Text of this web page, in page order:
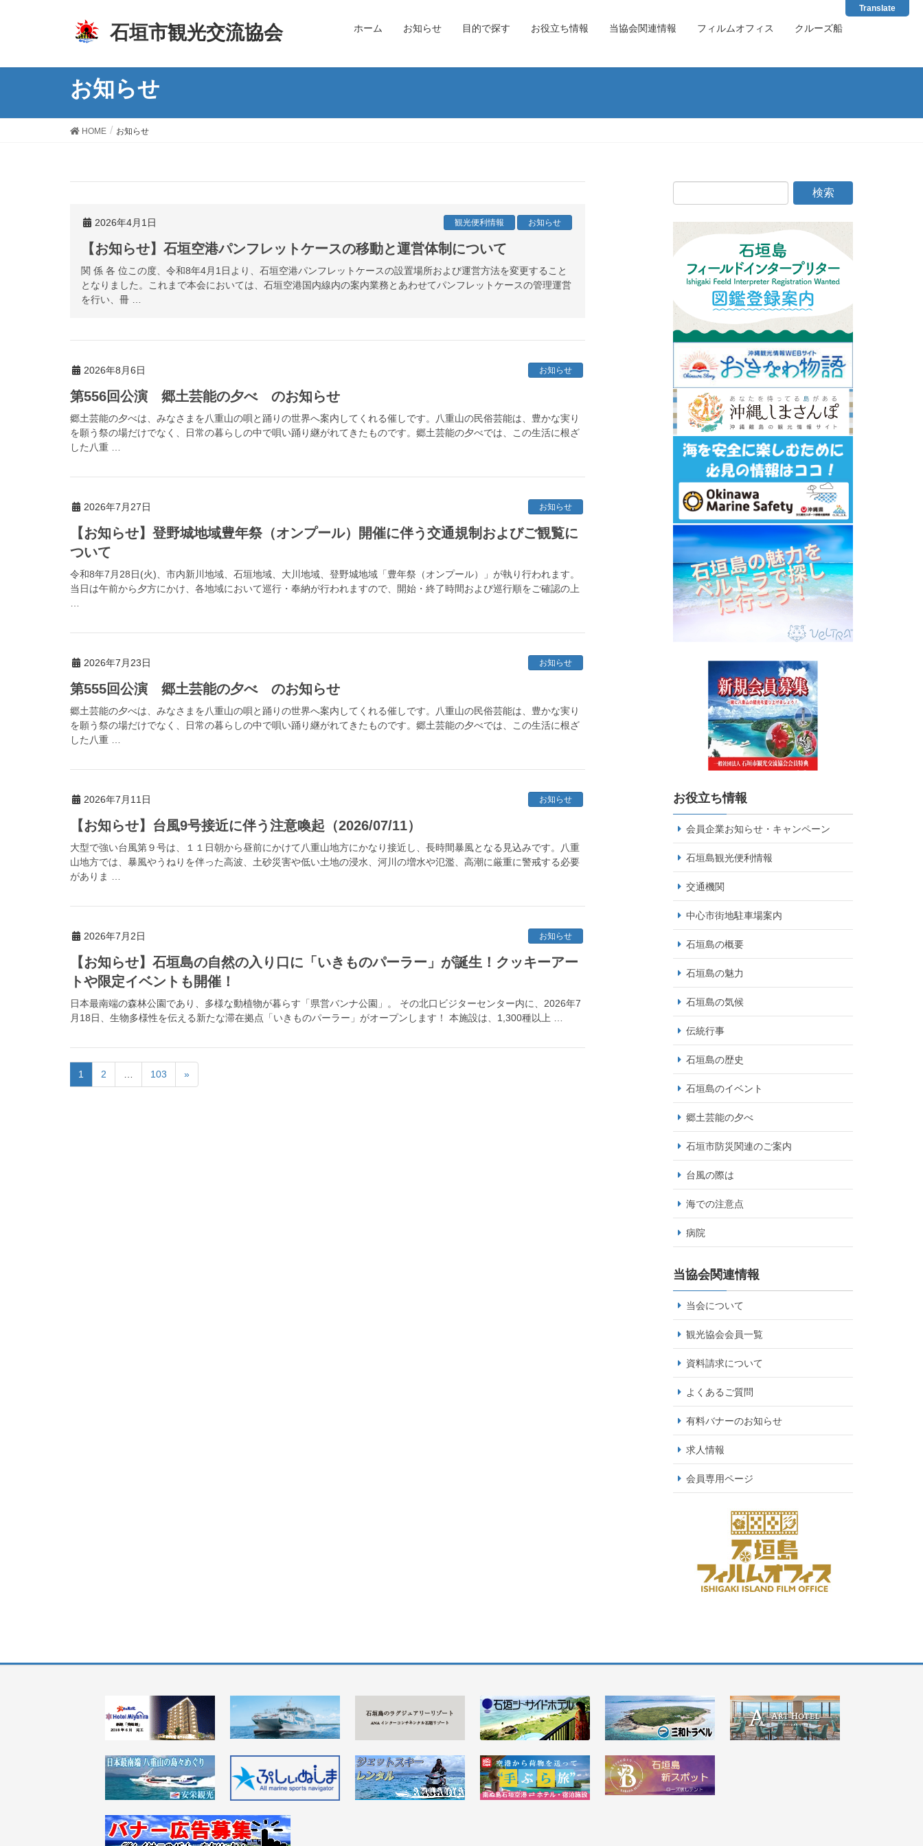
石垣市観光交流協会 ホーム お知らせ 目的で探す お役立ち情報 当協会関連情報 フィルムオフィス クルーズ船
お知らせ
HOME お知らせ
2026年4月1日 お知らせ
観光便利情報
【お知らせ】石垣空港パンフレットケースの移動と運営体制について
関 係 各 位この度、令和8年4月1日より、石垣空港パンフレットケースの設置場所および運営方法を変更すること
となりました。これまで本会においては、石垣空港国内線内の案内業務とあわせてパンフレットケースの管理運営
を行い、冊 …
2026年8月6日 お知らせ
第556回公演 郷土芸能の夕べ のお知らせ
郷土芸能の夕べは、みなさまを八重山の唄と踊りの世界へ案内してくれる催しです。八重山の民俗芸能は、豊かな実り
を願う祭の場だけでなく、日常の暮らしの中で唄い踊り継がれてきたものです。郷土芸能の夕べでは、この生活に根ざ
した八重 …
2026年7月27日 お知らせ
【お知らせ】登野城地域豊年祭（オンプール）開催に伴う交通規制およびご観覧に
ついて
令和8年7月28日(火)、市内新川地域、石垣地域、大川地域、登野城地域「豊年祭（オンプール）」が執り行われます。
当日は午前から夕方にかけ、各地域において巡行・奉納が行われますので、開始・終了時間および巡行順をご確認の上
2026年7月23日 お知らせ
第555回公演 郷土芸能の夕べ のお知らせ
郷土芸能の夕べは、みなさまを八重山の唄と踊りの世界へ案内してくれる催しです。八重山の民俗芸能は、豊かな実り
を願う祭の場だけでなく、日常の暮らしの中で唄い踊り継がれてきたものです。郷土芸能の夕べでは、この生活に根ざ
した八重 …
2026年7月11日 お知らせ
【お知らせ】台風9号接近に伴う注意喚起（2026/07/11）
大型で強い台風第９号は、１１日朝から昼前にかけて八重山地方にかなり接近し、長時間暴風となる見込みです。八重
山地方では、暴風やうねりを伴った高波、土砂災害や低い土地の浸水、河川の増水や氾濫、高潮に厳重に警戒する必要
がありま …
2026年7月2日 お知らせ
【お知らせ】石垣島の自然の入り口に「いきものパーラー」が誕生！クッキーアー
トや限定イベントも開催！
日本最南端の森林公園であり、多様な動植物が暮らす「県営バンナ公園」。 その北口ビジターセンター内に、2026年7
月18日、生物多様性を伝える新たな滞在拠点「いきものパーラー」がオープンします！ 本施設は、1,300種以上 …
1 2 103 »
お役立ち情報
会員企業お知らせ・キャンペーン
石垣島観光便利情報
交通機関
中心市街地駐車場案内
石垣島の概要
石垣島の魅力
石垣島の気候
伝統行事
石垣島の歴史
石垣島のイベント
郷土芸能の夕べ
石垣市防災関連のご案内
台風の際は
海での注意点
病院
当協会関連情報
当会について
観光協会会員一覧
資料請求について
よくあるご質問
有料バナーのお知らせ
求人情報
会員専用ページ
Translate